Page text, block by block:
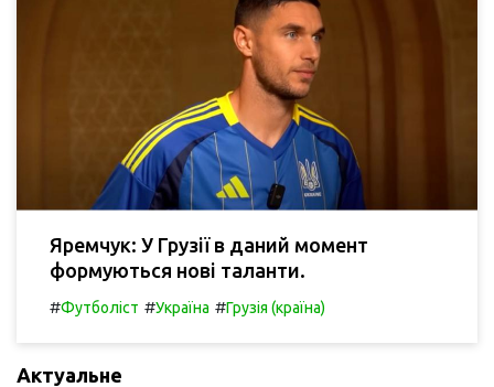
Яремчук: У Грузії в даний момент
формуються нові таланти.
#Футболіст #Україна #Грузія (країна)
Актуальне